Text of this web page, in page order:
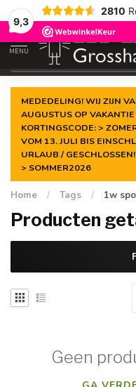
9,3
2810
Gegarandeerde de
MENU
MEDEDELING! WIJ ZIJN
AUGUSTUS OP
KORTINGSCODE: >
VOM 13. JULI BIS
URLAUB /
> SOMMER2026
Home / Tags / 1w
Producten
Geen